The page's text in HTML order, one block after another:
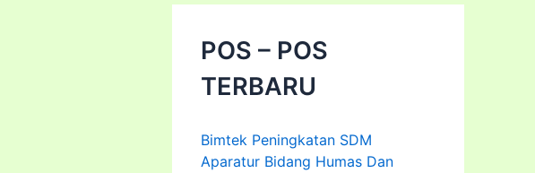
n
u
k
:
POS – POS
TERBARU
Bimtek Peningkatan SDM
Aparatur Bidang Humas Dan